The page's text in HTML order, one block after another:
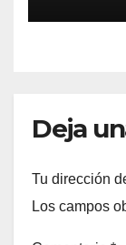
Deja
Tu dirección
Los campos